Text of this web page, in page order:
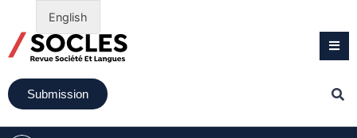
Submission
English